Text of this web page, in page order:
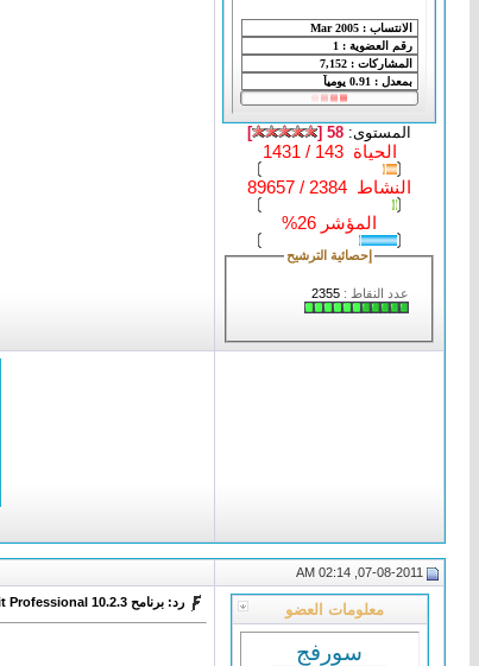
المستوى: 58 [
]
الحياة 143 / 1431
النشاط 2384 / 89657
المؤشر 26%
إحصائية الترشيح
عدد النقاط :2355
معلومات العضو
سورفج
رد: برنامح Portrait Professional 10.2.3 لتحسين الصور